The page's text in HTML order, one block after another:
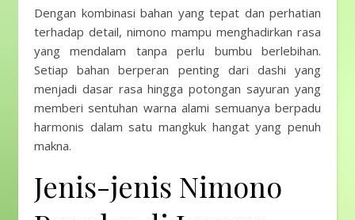
Dengan kombinasi bahan yang tepat dan perhatian
terhadap detail, nimono mampu menghadirkan rasa
yang mendalam tanpa perlu bumbu berlebihan.
Setiap bahan berperan penting dari dashi yang
menjadi dasar rasa hingga potongan sayuran yang
memberi sentuhan warna alami semuanya berpadu
harmonis dalam satu mangkuk hangat yang penuh
makna.
Jenis-jenis Nimono